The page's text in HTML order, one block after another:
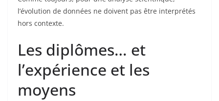
l’évolution de données ne doivent pas être interprétés
hors contexte.
Les diplômes… et
l’expérience et les
moyens